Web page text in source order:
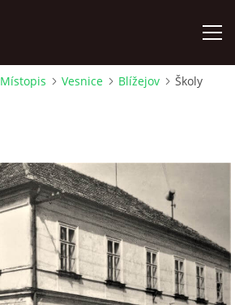
Místopis Vesnice Blížejov Školy